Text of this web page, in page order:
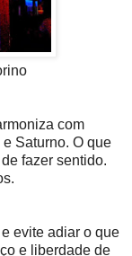
com
Saturno. O que
fazer sentido.
evite adiar o que
e liberdade de